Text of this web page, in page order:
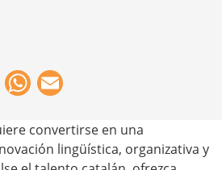
Telegram
WhatsApp
convertirse en una
lingüística, organizativa y